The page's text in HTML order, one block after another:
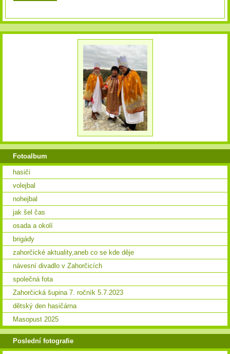
Fotoalbum
hasiči
volejbal
nohejbal
jak šel čas
osada a okolí
brigády
zahorčické aktuality,aneb co se kde děje
návesní divadlo v Zahorčicích
společná fota
Zahorčická šupina 7. ročník 5.7.2023
dětský den hasičárna
Masopust 2025
Poslední fotografie